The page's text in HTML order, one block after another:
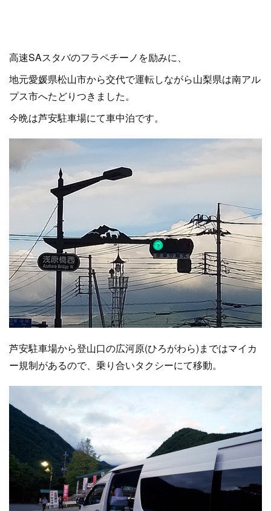
高速SAスタバのフラペチーノを励みに、
地元愛媛県松山市から交代で運転しながら山梨県は南アル
プス市へたどりつきました。
今晩は芦安駐車場にて車中泊です。
芦安駐車場から登山口の広河原(ひろがわら)まではマイカ
ー規制があるので、乗り合いタクシーにて移動。